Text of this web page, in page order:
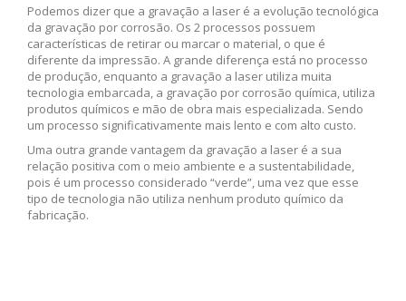
Podemos dizer que a gravação a laser é a evolução tecnológica
da gravação por corrosão. Os 2 processos possuem
características de retirar ou marcar o material, o que é
diferente da impressão. A grande diferença está no processo
de produção, enquanto a gravação a laser utiliza muita
tecnologia embarcada, a gravação por corrosão química, utiliza
produtos químicos e mão de obra mais especializada. Sendo
um processo significativamente mais lento e com alto custo.
Uma outra grande vantagem da gravação a laser é a sua
relação positiva com o meio ambiente e a sustentabilidade,
pois é um processo considerado “verde”, uma vez que esse
tipo de tecnologia não utiliza nenhum produto químico da
fabricação.